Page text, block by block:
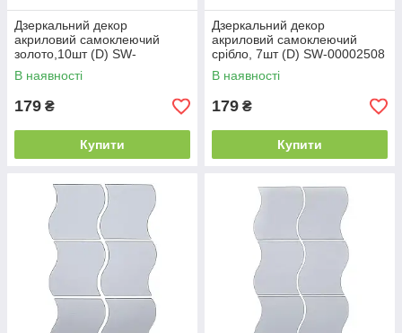
Дзеркальний декор
акриловий самоклеючий
золото,10шт (D) SW-
00002507
В наявності
179 ₴
Купити
Дзеркальний декор
акриловий самоклеючий
срібло, 7шт (D) SW-00002508
В наявності
179 ₴
Купити